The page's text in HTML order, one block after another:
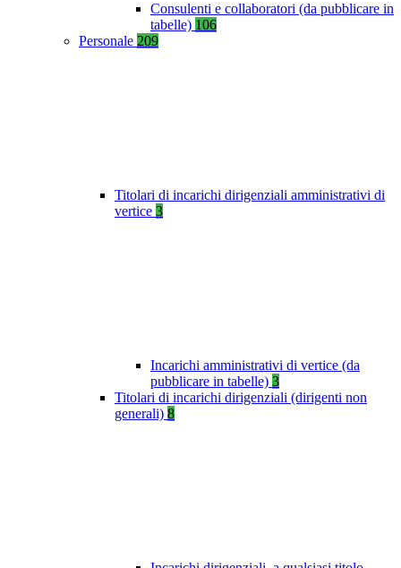
Consulenti e collaboratori (da pubblicare in
tabelle) 106
Personale 209
Titolari di incarichi dirigenziali amministrativi di
vertice 3
Incarichi amministrativi di vertice (da
pubblicare in tabelle) 3
Titolari di incarichi dirigenziali (dirigenti non
generali) 8